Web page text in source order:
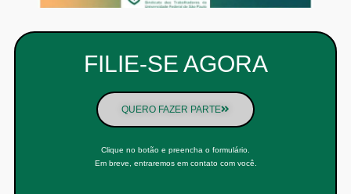
FILIE-SE AGORA
QUERO FAZER PARTE
Clique no botão e preencha o formulário.
Em breve, entraremos em contato com você.